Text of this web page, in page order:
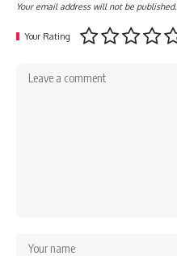
Your email address will not be published.
Your Rating